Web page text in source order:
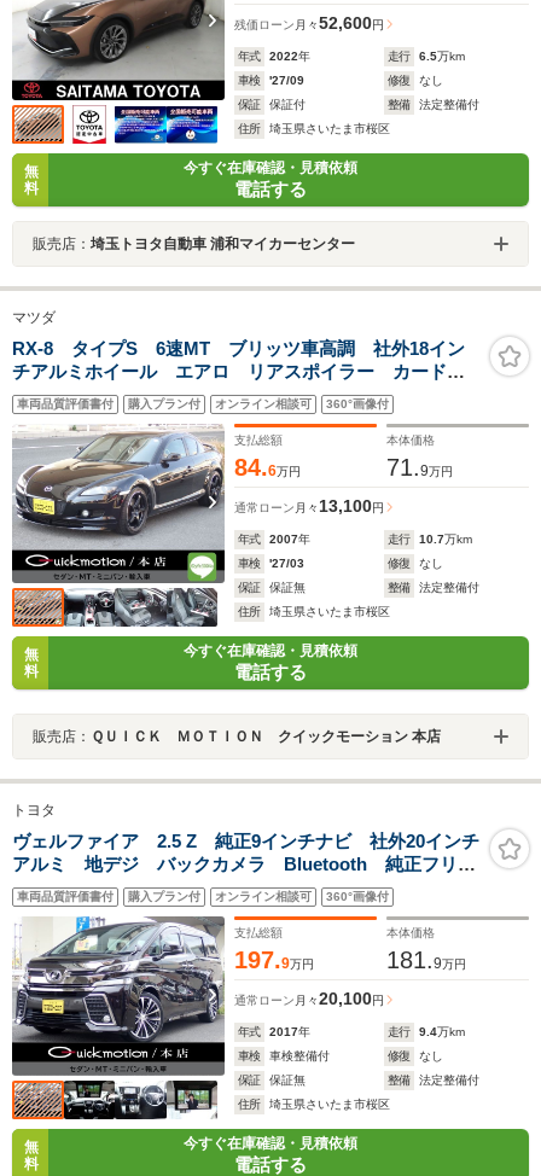
残価ローン 月々52,600円
年式 2022年 走行 6.5万km
車検
'27/09 修復
なし
保証
保証付 整備
法定整備付
住所
埼玉県さいたま市桜区
無
料
今すぐ在庫確認・見積依頼
電話する
販売店： 埼玉トヨタ自動車 浦和マイカーセンター
マツダ
RX-8 タイプS 6速MT ブリッツ車高調 社外18イン
チアルミホイール エアロ リアスポイラー カードキ
ー MOMOステアリング HIDヘッドライト フォグラ
ンプ ETC 観音開きドア 修復歴なし
車両品質評価書付 購入プラン付 オンライン相談可 360°画像付
支払総額
84.6万円
本体価格
71.9万円
通常ローン 月々 13,100円
年式 2007年 走行 10.7万km
車検
'27/03 修復
なし
保証
保証無 整備
法定整備付
住所
埼玉県さいたま市桜区
無
料
今すぐ在庫確認・見積依頼
電話する
販売店： ＱＵＩＣＫ ＭＯＴＩＯＮ クイックモーション 本店
トヨタ
ヴェルファイア 2.5 Z 純正9インチナビ 社外20インチ
アルミ 地デジ バックカメラ Bluetooth 純正フリッ
プダウンモニター 記録簿 両側パワースライドドア
LEDヘッドライト フォグランプ スマートキー
ETC2.0 オットマン
車両品質評価書付 購入プラン付 オンライン相談可 360°画像付
支払総額
197.9万円
本体価格
181.9万円
通常ローン 月々20,100円
年式 2017年 走行 9.4万km
車検
車検整備付 修復
なし
保証
保証無 整備
法定整備付
住所
埼玉県さいたま市桜区
無
料
今すぐ在庫確認・見積依頼
電話する